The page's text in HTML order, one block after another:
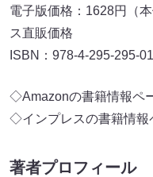
電子版価格：1628円（
ス直販価格
ISBN：978-4-295-295-
◇Amazonの書籍情報ペ
◇インプレスの書籍情報
著者プロフィール